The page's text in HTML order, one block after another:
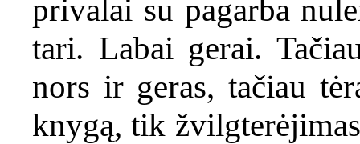
privalai su pagarba
tari. Labai gerai.
nors ir geras, tačiau
knygą, tik